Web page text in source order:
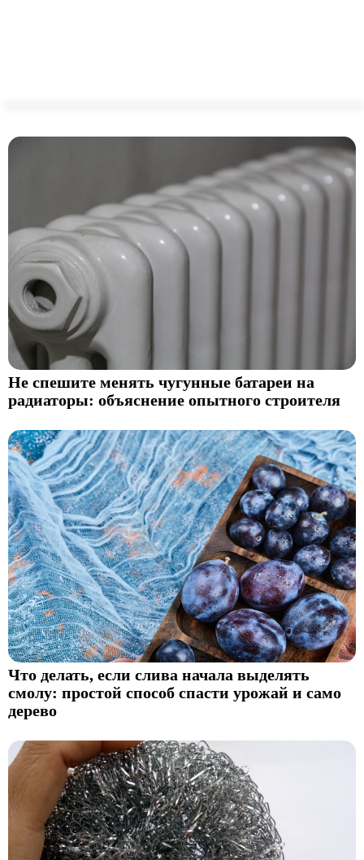
Не спешите менять чугунные батареи на
радиаторы: объяснение опытного строителя
Что делать, если слива начала выделять
смолу: простой способ спасти урожай и само
дерево